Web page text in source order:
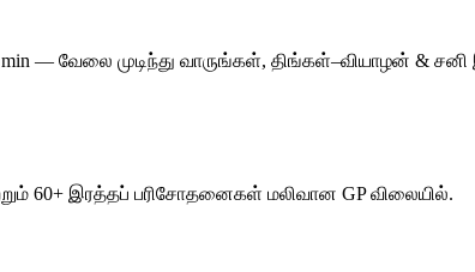
min — வேலை முடிந்து வாருங்கள், திங்கள்–வியாழன் &
60+ இரத்தப் பரிசோதனைகள் மலிவான GP விலையில்.